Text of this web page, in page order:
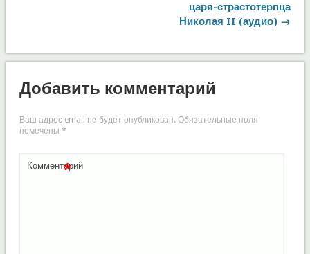
царя-страстотерпца
Николая II (аудио) →
Добавить комментарий
Ваш адрес email не будет опубликован. Обязательные поля
помечены *
Комментарий
*